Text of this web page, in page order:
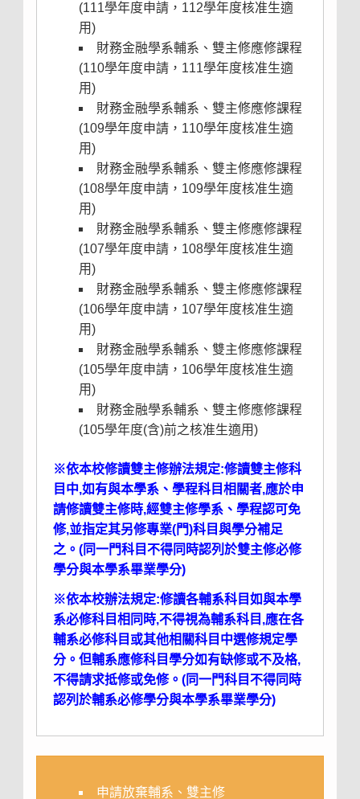
(111學年度申請，112學年度核准生適
用)
財務金融學系輔系、雙主修應修課程
(110學年度申請，111學年度核准生適
用)
財務金融學系輔系、雙主修應修課程
(109學年度申請，110學年度核准生適
用)
財務金融學系輔系、雙主修應修課程
(108學年度申請，109學年度核准生適
用)
財務金融學系輔系、雙主修應修課程
(107學年度申請，108學年度核准生適
用)
財務金融學系輔系、雙主修應修課程
(106學年度申請，107學年度核准生適
用)
財務金融學系輔系、雙主修應修課程
(105學年度申請，106學年度核准生適
用)
財務金融學系輔系、雙主修應修課程
(105學年度(含)前之核准生適用)
※依本校修讀雙主修辦法規定:修讀雙主修科
目中,如有與本學系、學程科目相關者,應於申
請修讀雙主修時,經雙主修學系、學程認可免
修,並指定其另修專業(門)科目與學分補足
之。(同一門科目不得同時認列於雙主修必修
學分與本學系畢業學分)
※依本校辦法規定:修讀各輔系科目如與本學
系必修科目相同時,不得視為輔系科目,應在各
輔系必修科目或其他相關科目中選修規定學
分。但輔系應修科目學分如有缺修或不及格,
不得請求抵修或免修。(同一門科目不得同時
認列於輔系必修學分與本學系畢業學分)
申請放棄輔系、雙主修